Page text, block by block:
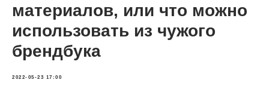
материалов, или что можно
использовать из чужого
брендбука
2022-05-23 17:00